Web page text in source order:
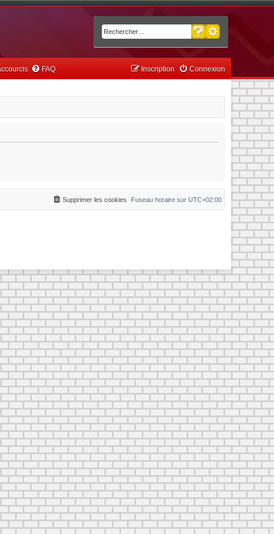
Rechercher
Recherche avancée
FAQ Connexion
Inscription
Fuseau horaire sur UTC+02:00
Supprimer les cookies